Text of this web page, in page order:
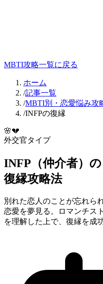
MBTI攻略一覧に戻る
ホーム
/記事一覧
/MBTI別・恋愛悩み攻
/INFPの復縁
🌸💔
外交官タイプ
INFP （仲介者）の
復縁攻略法
別れた恋人のことが忘れら
恋愛を夢見る。ロマンチス
を理解した上で、復縁を成